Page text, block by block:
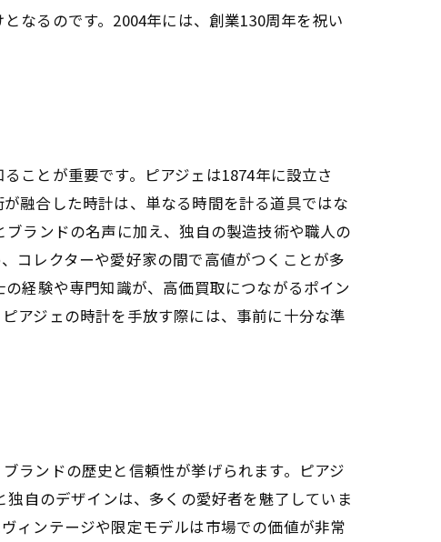
なるのです。2004年には、創業130周年を祝い
ことが重要です。ピアジェは1874年に設立さ
融合した時計は、単なる時間を計る道具ではな
ランドの名声に加え、独自の製造技術や職人の
コレクターや愛好家の間で高値がつくことが多
経験や専門知識が、高価買取につながるポイン
アジェの時計を手放す際には、事前に十分な準
ランドの歴史と信頼性が挙げられます。ピアジ
自のデザインは、多くの愛好者を魅了していま
ィンテージや限定モデルは市場での価値が非常